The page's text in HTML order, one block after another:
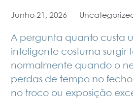
Junho 21, 2026
A pergunta quanto custa
inteligente costuma surgir
normalmente quando o
perdas de tempo no
no troco ou exposição